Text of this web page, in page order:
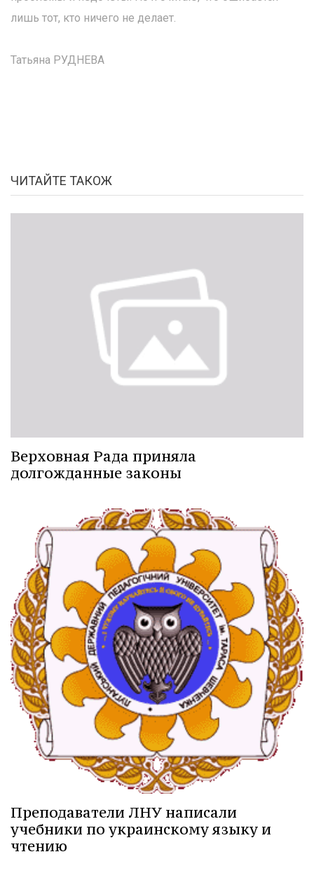
лишь тот, кто ничего не делает.
Татьяна РУДНЕВА
ЧИТАЙТЕ ТАКОЖ
Верховная Рада приняла
долгожданные законы
Преподаватели ЛНУ написали
учебники по украинскому языку и
чтению